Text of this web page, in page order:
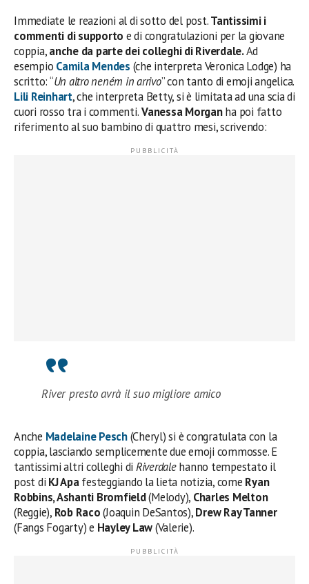
Immediate le reazioni al di sotto del post.Tantissimi i
commenti di supporto e di congratulazioni per la giovane
coppia,anche da parte dei colleghi di Riverdale.Ad
esempio Camila Mendes (che interpreta Veronica Lodge) ha
scritto: “Un altro neném in arrivo” con tanto di emoji angelica.
Lili Reinhart, che interpreta Betty, si è limitata ad una scia di
cuori rosso tra i commenti.Vanessa Morganha poi fatto
riferimento al suo bambino di quattro mesi, scrivendo:
River presto avrà il suo migliore amico
Anche Madelaine Pesch(Cheryl) si è congratulata con la
coppia, lasciando semplicemente due emoji commosse. E
tantissimi altri colleghi di Riverdalehanno tempestato il
post di KJ Apafesteggiando la lieta notizia, come Ryan
Robbins, Ashanti Bromfield(Melody), Charles Melton
(Reggie), Rob Raco(Joaquin DeSantos),Drew Ray Tanner
(Fangs Fogarty) e Hayley Law(Valerie).